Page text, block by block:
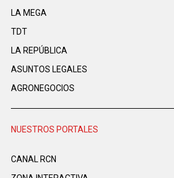
LA MEGA
TDT
LA REPÚBLICA
ASUNTOS LEGALES
AGRONEGOCIOS
NUESTROS PORTALES
CANAL RCN